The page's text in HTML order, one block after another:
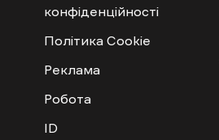
конфіденційності
Політика Cookie
Реклама
Робота
ID